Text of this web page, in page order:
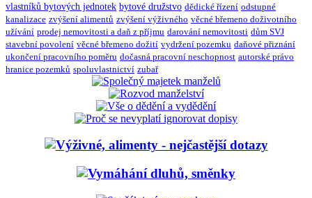
vlastníků bytových jednotek bytové družstvo dědické řízení odstupné
kanalizace zvýšení alimentů zvýšení výživného věcné břemeno doživotního
užívání prodej nemovitosti a daň z příjmu darování nemovitosti dům SVJ
stavební povolení věcné břemeno dožití vydržení pozemku daňové přiznání
ukončení pracovního poměru dočasná pracovní neschopnost autorské právo
hranice pozemků spoluvlastnictví zubař